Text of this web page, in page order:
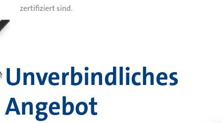
zertifiziert sind.
Unverbindliches
Angebot